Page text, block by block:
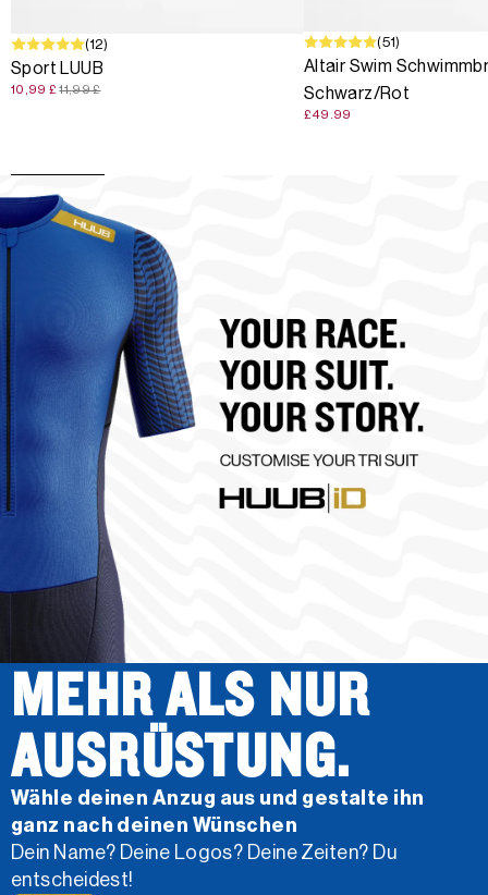
SALE (12)
Sport LUUB
10,99 £ 11,99 £
(51)
Altair Swim
Schwarz/Rot
£49.99
MEHR ALS NUR
AUSRÜSTUNG.
Wähle deinen Anzug aus und gestalte ihn
ganz nach deinen Wünschen
Dein Name? Deine Logos? Deine Zeiten? Du
entscheidest!